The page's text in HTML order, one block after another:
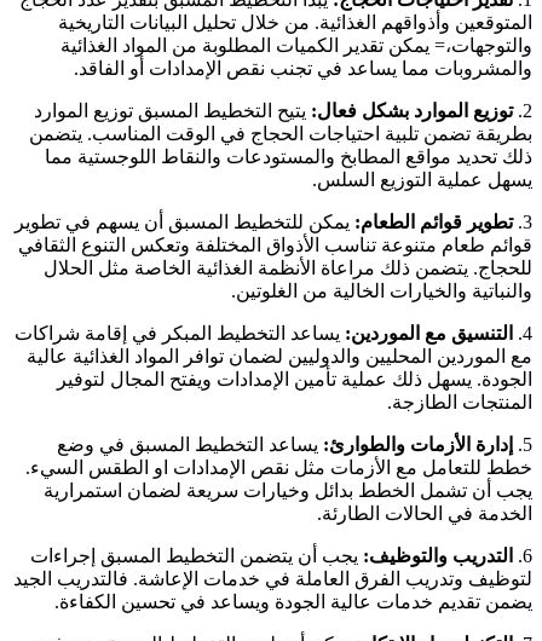
المتوقعين وأذواقهم الغذائية. من خلال تحليل البيانات التاريخية
والتوجهات،= يمكن تقدير الكميات المطلوبة من المواد الغذائية
والمشروبات مما يساعد في تجنب نقص الإمدادات أو الفاقد.
2. توزيع الموارد بشكل فعال: يتيح التخطيط المسبق توزيع الموارد
بطريقة تضمن تلبية احتياجات الحجاج في الوقت المناسب. يتضمن
ذلك تحديد مواقع المطابخ والمستودعات والنقاط اللوجستية مما
يسهل عملية التوزيع السلس.
3. تطوير قوائم الطعام: يمكن للتخطيط المسبق أن يسهم في تطوير
قوائم طعام متنوعة تناسب الأذواق المختلفة وتعكس التنوع الثقافي
للحجاج. يتضمن ذلك مراعاة الأنظمة الغذائية الخاصة مثل الحلال
والنباتية والخيارات الخالية من الغلوتين.
4. التنسيق مع الموردين: يساعد التخطيط المبكر في إقامة شراكات
مع الموردين المحليين والدوليين لضمان توافر المواد الغذائية عالية
الجودة. يسهل ذلك عملية تأمين الإمدادات ويفتح المجال لتوفير
المنتجات الطازجة.
5. إدارة الأزمات والطوارئ: يساعد التخطيط المسبق في وضع
خطط للتعامل مع الأزمات مثل نقص الإمدادات او الطقس السيء.
يجب أن تشمل الخطط بدائل وخيارات سريعة لضمان استمرارية
الخدمة في الحالات الطارئة.
6. التدريب والتوظيف: يجب أن يتضمن التخطيط المسبق إجراءات
لتوظيف وتدريب الفرق العاملة في خدمات الإعاشة. فالتدريب الجيد
يضمن تقديم خدمات عالية الجودة ويساعد في تحسين الكفاءة.